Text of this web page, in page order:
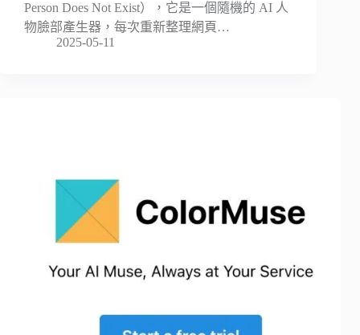
Person Does Not Exist），它是一個隨機的 AI 人
物臉部產生器，每次重新整理網頁…
2025-05-11